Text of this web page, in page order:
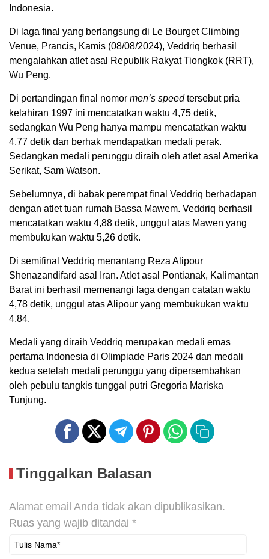
Indonesia.
Di laga final yang berlangsung di Le Bourget Climbing
Venue, Prancis, Kamis (08/08/2024), Veddriq berhasil
mengalahkan atlet asal Republik Rakyat Tiongkok (RRT),
Wu Peng.
Di pertandingan final nomor men’s speedtersebut pria
kelahiran 1997 ini mencatatkan waktu 4,75 detik,
sedangkan Wu Peng hanya mampu mencatatkan waktu
4,77 detik dan berhak mendapatkan medali perak.
Sedangkan medali perunggu diraih oleh atlet asal Amerika
Serikat, Sam Watson.
Sebelumnya, di babak perempat final Veddriq berhadapan
dengan atlet tuan rumah Bassa Mawem. Veddriq berhasil
mencatatkan waktu 4,88 detik, unggul atas Mawen yang
membukukan waktu 5,26 detik.
Di semifinal Veddriq menantang Reza Alipour
Shenazandifard asal Iran. Atlet asal Pontianak, Kalimantan
Barat ini berhasil memenangi laga dengan catatan waktu
4,78 detik, unggul atas Alipour yang membukukan waktu
4,84.
Medali yang diraih Veddriq merupakan medali emas
pertama Indonesia di Olimpiade Paris 2024 dan medali
kedua setelah medali perunggu yang dipersembahkan
oleh pebulu tangkis tunggal putri Gregoria Mariska
Tunjung.
Tinggalkan Balasan
Alamat email Anda tidak akan dipublikasikan.
Ruas yang wajib ditandai *